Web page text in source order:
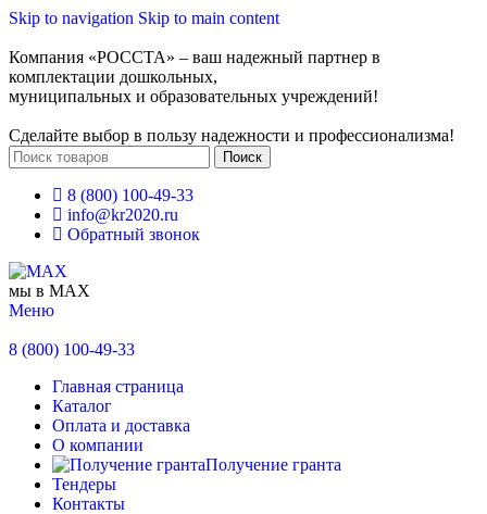
Skip to navigation Skip to main content
Компания «РОССТА» – ваш надежный партнер в
комплектации дошкольных,
муниципальных и образовательных учреждений!
Сделайте выбор в пользу надежности и профессионализма!
Поиск
8 (800) 100-49-33
info@kr2020.ru
Обратный звонок
мы в MAX
Меню
8 (800) 100-49-33
Главная страница
Каталог
Оплата и доставка
О компании
Получение гранта
Тендеры
Контакты